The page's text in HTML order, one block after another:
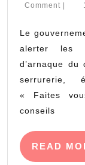
Comment
Le
alerter les
d’arnaque du
serrurerie,
« Faites
conseils
READ